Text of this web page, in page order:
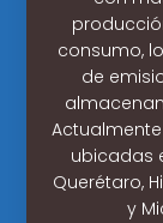
consumo,
de
ubicadas
Querétaro,
y